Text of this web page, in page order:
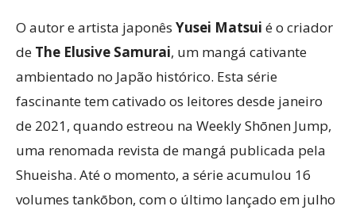
O autor e artista japonês Yusei Matsui é o criador
de The Elusive Samurai, um mangá cativante
ambientado no Japão histórico. Esta série
fascinante tem cativado os leitores desde janeiro
de 2021, quando estreou na Weekly Shōnen Jump,
uma renomada revista de mangá publicada pela
Shueisha. Até o momento, a série acumulou 16
volumes tankōbon, com o último lançado em julho